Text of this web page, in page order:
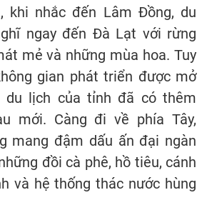
khi nhắc đến Lâm Đồng, du
ngay đến Đà Lạt với rừng
mẻ và những mùa hoa. Tuy
gian phát triển được mở
du lịch của tỉnh đã có thêm
mới. Càng đi về phía Tây,
mang đậm dấu ấn đại ngàn
đồi cà phê, hồ tiêu, cánh
và hệ thống thác nước hùng